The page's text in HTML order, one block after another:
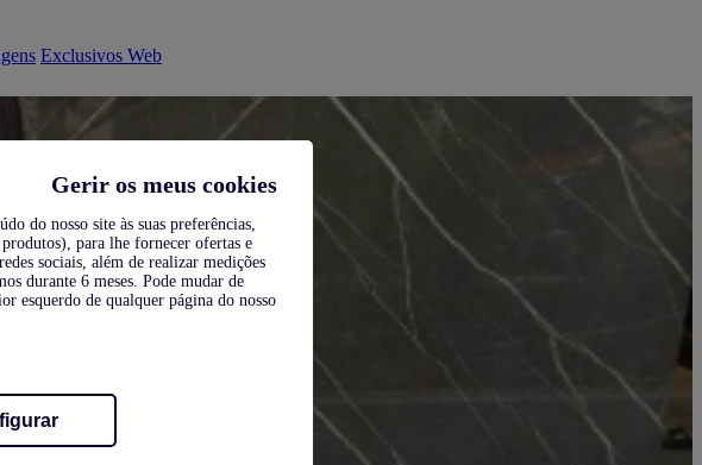
Gerir os meus cookies
do nosso site às suas preferências,
para lhe fornecer ofertas e
sociais, além de realizar medições
durante 6 meses. Pode mudar de
esquerdo de qualquer página do nosso
Exclusivos Web